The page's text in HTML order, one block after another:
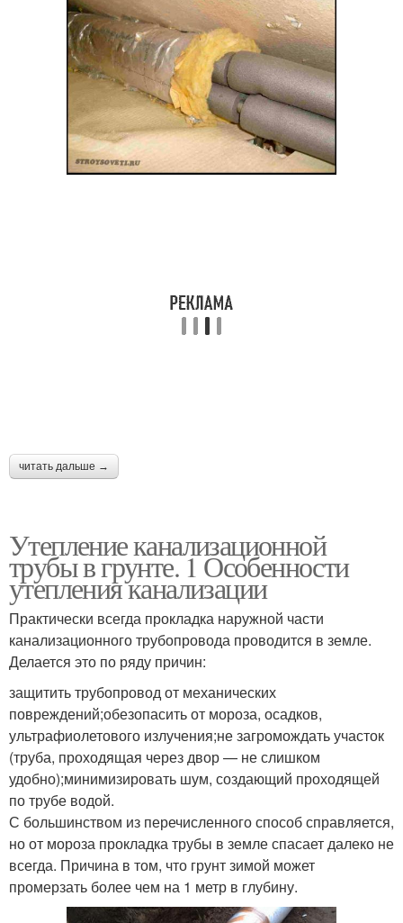
читать дальше →
Утепление канализационной
трубы в грунте. 1 Особенности
утепления канализации
Практически всегда прокладка наружной части
канализационного трубопровода проводится в земле.
Делается это по ряду причин:
защитить трубопровод от механических
повреждений;обезопасить от мороза, осадков,
ультрафиолетового излучения;не загромождать участок
(труба, проходящая через двор — не слишком
удобно);минимизировать шум, создающий проходящей
по трубе водой.
С большинством из перечисленного способ справляется,
но от мороза прокладка трубы в земле спасает далеко не
всегда. Причина в том, что грунт зимой может
промерзать более чем на 1 метр в глубину.